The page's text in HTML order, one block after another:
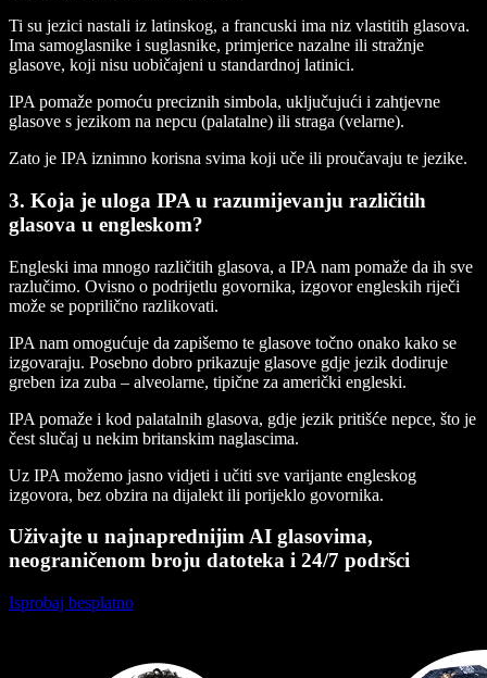
Ti su jezici nastali iz latinskog, a francuski ima niz vlastitih glasova.
Ima samoglasnike i suglasnike, primjerice nazalne ili stražnje
glasove, koji nisu uobičajeni u standardnoj latinici.
IPA pomaže pomoću preciznih simbola, uključujući i zahtjevne
glasove s jezikom na nepcu (palatalne) ili straga (velarne).
Zato je IPA iznimno korisna svima koji uče ili proučavaju te jezike.
3. Koja je uloga IPA u razumijevanju različitih
glasova u engleskom?
Engleski ima mnogo različitih glasova, a IPA nam pomaže da ih sve
razlučimo. Ovisno o podrijetlu govornika, izgovor engleskih riječi
može se poprilično razlikovati.
IPA nam omogućuje da zapišemo te glasove točno onako kako se
izgovaraju. Posebno dobro prikazuje glasove gdje jezik dodiruje
greben iza zuba – alveolarne, tipične za američki engleski.
IPA pomaže i kod palatalnih glasova, gdje jezik pritišće nepce, što je
čest slučaj u nekim britanskim naglascima.
Uz IPA možemo jasno vidjeti i učiti sve varijante engleskog
izgovora, bez obzira na dijalekt ili porijeklo govornika.
Uživajte u najnaprednijim AI glasovima,
neograničenom broju datoteka i 24/7 podršci
Isprobaj besplatno